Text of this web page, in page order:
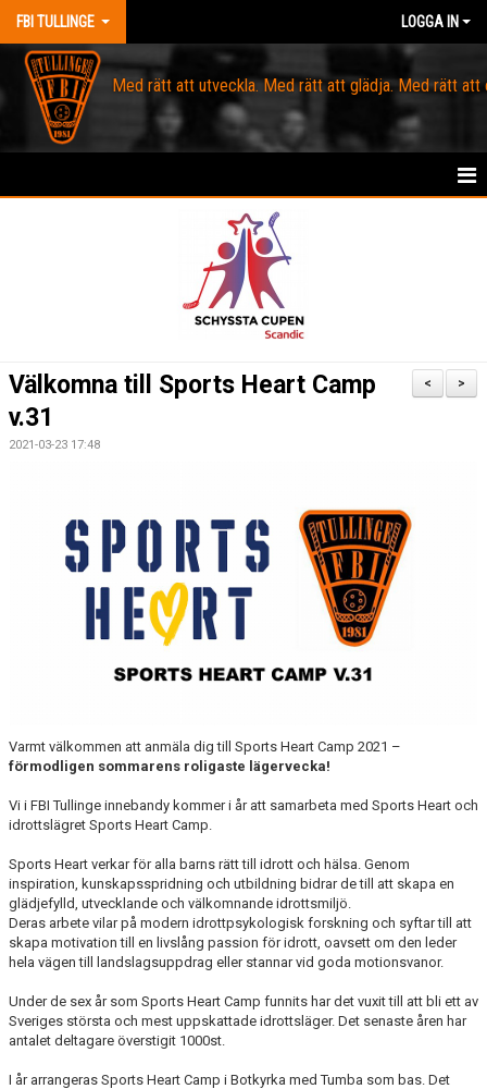
FBI TULLINGE LOGGA IN
Med rätt att utveckla. Med rätt att glädja. Med rätt att
KANSLI
FRITIDSKORTET
PLAY IT FORWARD
FBI TULLINGE HALL OF FAME
>
<
Välkomna till Sports Heart Camp
v.31
2021-03-23 17:48
Varmt välkommen att anmäla dig till Sports Heart Camp 2021 –
förmodligen sommarens roligaste lägervecka!
Vi i FBI Tullinge innebandy kommer i år att samarbeta med Sports Heart och
idrottslägret Sports Heart Camp.
Sports Heart verkar för alla barns rätt till idrott och hälsa. Genom
inspiration, kunskapsspridning och utbildning bidrar de till att skapa en
glädjefylld, utvecklande och välkomnande idrottsmiljö.
Deras arbete vilar på modern idrottpsykologisk forskning och syftar till att
skapa motivation till en livslång passion för idrott, oavsett om den leder
hela vägen till landslagsuppdrag eller stannar vid goda motionsvanor.
Under de sex år som Sports Heart Camp funnits har det vuxit till att bli ett av
Sveriges största och mest uppskattade idrottsläger. Det senaste åren har
antalet deltagare överstigit 1000st.
I år arrangeras Sports Heart Camp i Botkyrka med Tumba som bas. Det